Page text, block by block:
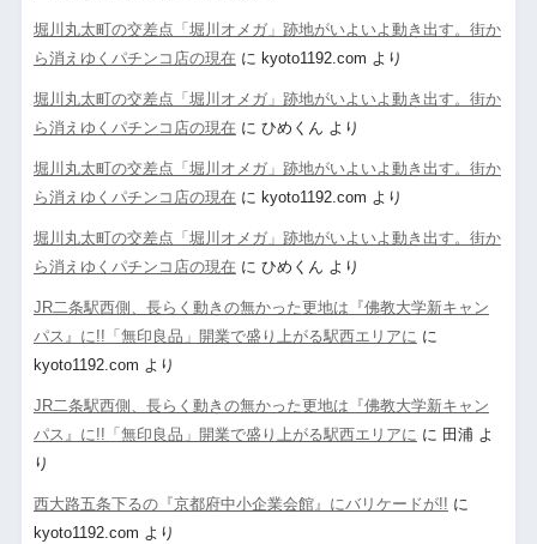
堀川丸太町の交差点「堀川オメガ」跡地がいよいよ動き出す。街か
ら消えゆくパチンコ店の現在 に kyoto1192.com より
堀川丸太町の交差点「堀川オメガ」跡地がいよいよ動き出す。街か
ら消えゆくパチンコ店の現在 に ひめくん より
堀川丸太町の交差点「堀川オメガ」跡地がいよいよ動き出す。街か
ら消えゆくパチンコ店の現在 に kyoto1192.com より
堀川丸太町の交差点「堀川オメガ」跡地がいよいよ動き出す。街か
ら消えゆくパチンコ店の現在 に ひめくん より
JR二条駅西側、長らく動きの無かった更地は『佛教大学新キャン
パス』に!!「無印良品」開業で盛り上がる駅西エリアに に
kyoto1192.com より
JR二条駅西側、長らく動きの無かった更地は『佛教大学新キャン
パス』に!!「無印良品」開業で盛り上がる駅西エリアに に 田浦よ
り
西大路五条下るの『京都府中小企業会館』にバリケードが!! に
kyoto1192.com より